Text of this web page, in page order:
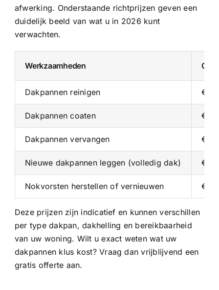
afwerking. Onderstaande richtprijzen geven een
duidelijk beeld van wat u in 2026 kunt
verwachten.
Werkzaamheden
Dakpannen reinigen €
Dakpannen coaten €
Dakpannen vervangen €
Nieuwe dakpannen leggen (volledig dak) €
Nokvorsten herstellen of vernieuwen €
Deze prijzen zijn indicatief en kunnen verschillen
per type dakpan, dakhelling en bereikbaarheid
van uw woning. Wilt u exact weten wat uw
dakpannen klus kost? Vraag dan vrijblijvend een
gratis offerte aan.